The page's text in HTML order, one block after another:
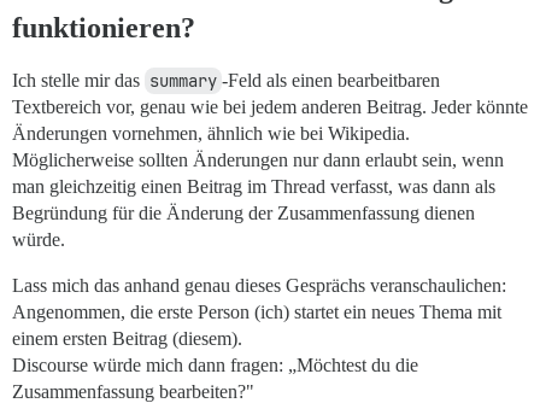
funktionieren?
Ich stelle mir das summary -Feld als einen bearbeitbaren
Textbereich vor, genau wie bei jedem anderen Beitrag. Jeder könnte
Änderungen vornehmen, ähnlich wie bei Wikipedia.
Möglicherweise sollten Änderungen nur dann erlaubt sein, wenn
man gleichzeitig einen Beitrag im Thread verfasst, was dann als
Begründung für die Änderung der Zusammenfassung dienen
würde.
Lass mich das anhand genau dieses Gesprächs veranschaulichen:
Angenommen, die erste Person (ich) startet ein neues Thema mit
einem ersten Beitrag (diesem).
Discourse würde mich dann fragen: „Möchtest du die
Zusammenfassung bearbeiten?"